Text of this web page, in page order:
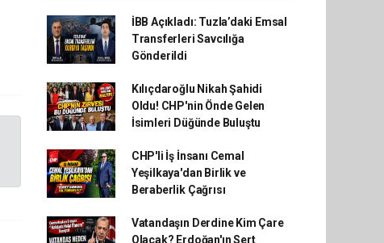
İBB Açıkladı: Tuzla’daki Emsal
Transferleri Savcılığa
Gönderildi
Kılıçdaroğlu Nikah Şahidi
Oldu! CHP'nin Önde Gelen
İsimleri Düğünde Buluştu
CHP'li İş İnsanı Cemal
Yeşilkaya'dan Birlik ve
Beraberlik Çağrısı
Vatandaşın Derdine Kim Çare
Olacak? Erdoğan'ın Sert